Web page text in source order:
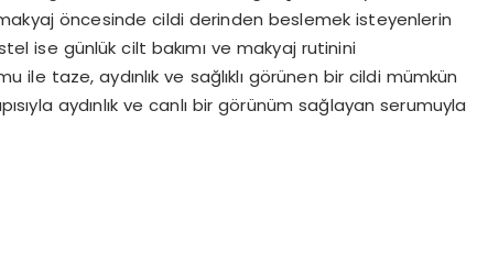
öncesinde cildi derinden beslemek isteyenlerin
ise günlük cilt bakımı ve makyaj rutinini
ile taze, aydınlık ve sağlıklı görünen bir cildi mümkün
aydınlık ve canlı bir görünüm sağlayan serumuyla